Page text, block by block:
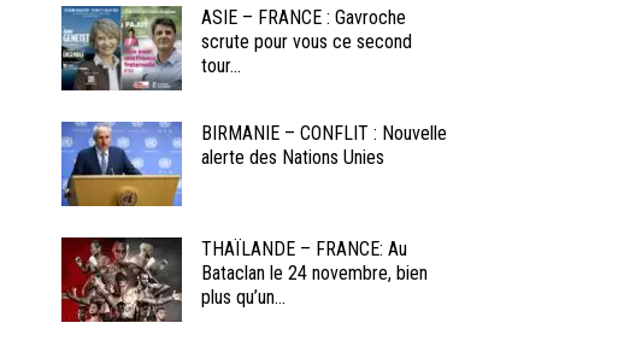
ASIE – FRANCE : Gavroche
scrute pour vous ce second
tour...
BIRMANIE – CONFLIT : Nouvelle
alerte des Nations Unies
THAÏLANDE – FRANCE: Au
Bataclan le 24 novembre, bien
plus qu’un...